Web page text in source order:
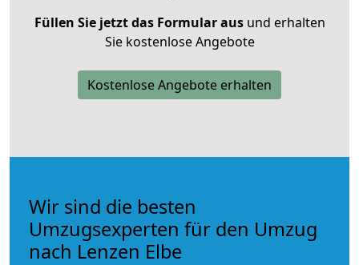
Füllen Sie jetzt das Formular ausund erhalten
Sie kostenlose Angebote
Kostenlose Angebote erhalten
Wir sind die besten
Umzugsexperten für den Umzug
nach Lenzen Elbe